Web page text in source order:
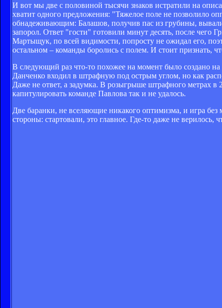
И вот мы две с половиной тысячи знаков истратили на
хватит одного предложения: "Тяжелое поле не позволило
обнадеживающим: Балашов, получив пас из грубины,
запорол. Ответ "гости" готовили минут десять, после чего
Мартыщук, по всей видимости, попросту не ожидал его,
остальном – команды боролись с полем. И стоит признать,
В следующий раз что-то похожее на момент было создано
Данченко входил в штрафную под острым углом, но как
Даже не ответ, а задумка. В розыгрыше штрафного метрах в
капитулировать команде Павлова так и не удалось.
Две баранки, не вселяющие никакого оптимизма, и игра
стороны: стартовали, это главное. Где-то даже не